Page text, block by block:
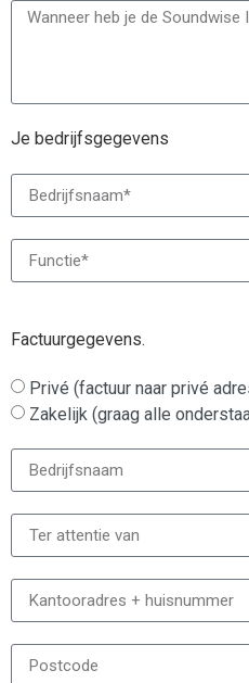
Je bedrijfsgegevens
Factuurgegevens.
Privé (factuur naar privé
Zakelijk (graag alle